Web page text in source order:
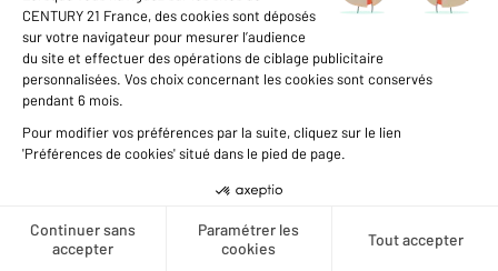
Créer une alerte
54,60 m2 , 2 pièces
Ref : 34430
Appartement F2 à vendre
119 900 €
Voir les prix au m2 de cette
zone